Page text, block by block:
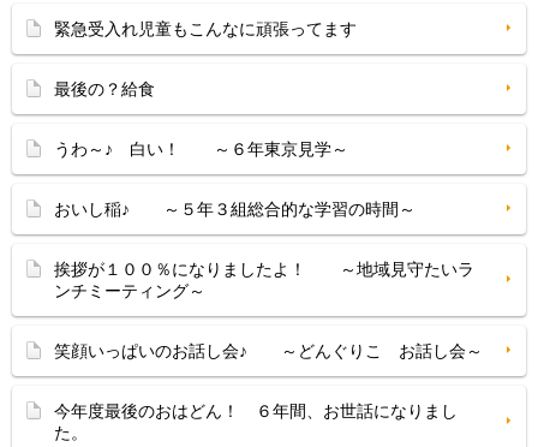
緊急受入れ児童もこんなに頑張ってます
最後の？給食
うわ～♪ 白い！ ～６年東京見学～
おいし稲♪ ～５年３組総合的な学習の時間～
挨拶が１００％になりましたよ！ ～地域見守たいラ
ンチミーティング～
笑顔いっぱいのお話し会♪ ～どんぐりこ お話し会～
今年度最後のおはどん！ ６年間、お世話になりまし
た。